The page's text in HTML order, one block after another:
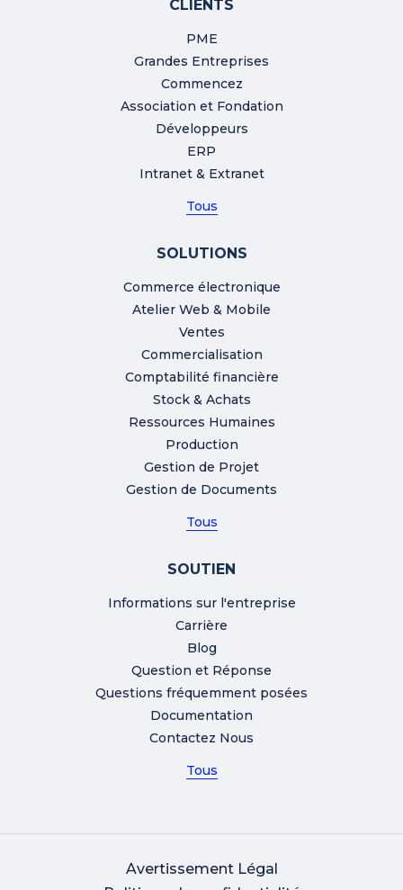
CLIENTS
PME
Grandes Entreprises
Commencez
Association et Fondation
Développeurs
ERP
Intranet & Extranet
Tous
SOLUTIONS
Commerce électronique
Atelier Web & Mobile
Ventes
Commercialisation
Comptabilité financière
Stock & Achats
Ressources Humaines
Production
Gestion de Projet
Gestion de Documents
Tous
SOUTIEN
Informations sur l'entreprise
Carrière
Blog
Question et Réponse
Questions fréquemment posées
Documentation
Contactez Nous
Tous
Avertissement Légal